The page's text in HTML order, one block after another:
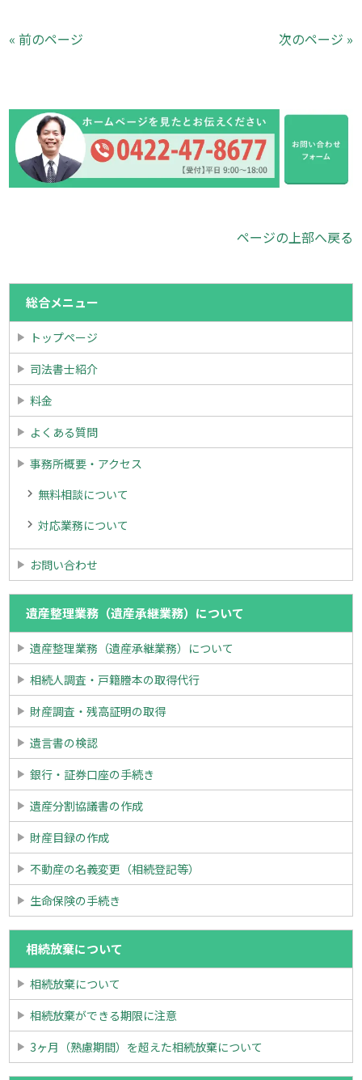
« 前のページ 次のページ »
ページの上部へ戻る
総合メニュー
トップページ
司法書士紹介
料金
よくある質問
事務所概要・アクセス
無料相談について
対応業務について
お問い合わせ
遺産整理業務（遺産承継業務）について
遺産整理業務（遺産承継業務）について
相続人調査・戸籍謄本の取得代行
財産調査・残高証明の取得
遺言書の検認
銀行・証券口座の手続き
遺産分割協議書の作成
財産目録の作成
不動産の名義変更（相続登記等）
生命保険の手続き
相続放棄について
相続放棄について
相続放棄ができる期限に注意
3ヶ月（熟慮期間）を超えた相続放棄について